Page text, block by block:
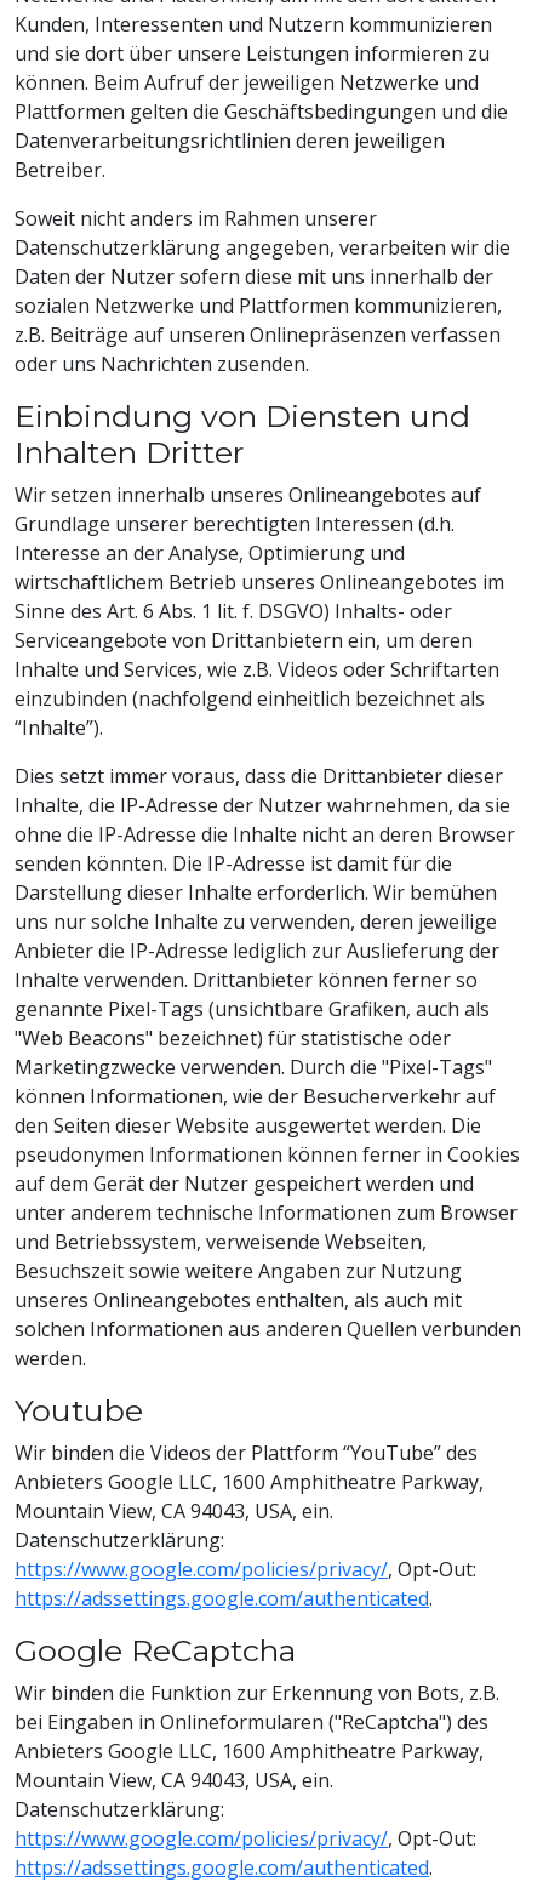
Kunden, Interessenten und Nutzern kommunizieren
und sie dort über unsere Leistungen informieren zu
können. Beim Aufruf der jeweiligen Netzwerke und
Plattformen gelten die Geschäftsbedingungen und die
Datenverarbeitungsrichtlinien deren jeweiligen
Betreiber.
Soweit nicht anders im Rahmen unserer
Datenschutzerklärung angegeben, verarbeiten wir die
Daten der Nutzer sofern diese mit uns innerhalb der
sozialen Netzwerke und Plattformen kommunizieren,
z.B. Beiträge auf unseren Onlinepräsenzen verfassen
oder uns Nachrichten zusenden.
Einbindung von Diensten und
Inhalten Dritter
Wir setzen innerhalb unseres Onlineangebotes auf
Grundlage unserer berechtigten Interessen (d.h.
Interesse an der Analyse, Optimierung und
wirtschaftlichem Betrieb unseres Onlineangebotes im
Sinne des Art. 6 Abs. 1 lit. f. DSGVO) Inhalts- oder
Serviceangebote von Drittanbietern ein, um deren
Inhalte und Services, wie z.B. Videos oder Schriftarten
einzubinden (nachfolgend einheitlich bezeichnet als
“Inhalte”).
Dies setzt immer voraus, dass die Drittanbieter dieser
Inhalte, die IP-Adresse der Nutzer wahrnehmen, da sie
ohne die IP-Adresse die Inhalte nicht an deren Browser
senden könnten. Die IP-Adresse ist damit für die
Darstellung dieser Inhalte erforderlich. Wir bemühen
uns nur solche Inhalte zu verwenden, deren jeweilige
Anbieter die IP-Adresse lediglich zur Auslieferung der
Inhalte verwenden. Drittanbieter können ferner so
genannte Pixel-Tags (unsichtbare Grafiken, auch als
"Web Beacons" bezeichnet) für statistische oder
Marketingzwecke verwenden. Durch die "Pixel-Tags"
können Informationen, wie der Besucherverkehr auf
den Seiten dieser Website ausgewertet werden. Die
pseudonymen Informationen können ferner in Cookies
auf dem Gerät der Nutzer gespeichert werden und
unter anderem technische Informationen zum Browser
und Betriebssystem, verweisende Webseiten,
Besuchszeit sowie weitere Angaben zur Nutzung
unseres Onlineangebotes enthalten, als auch mit
solchen Informationen aus anderen Quellen verbunden
werden.
Youtube
Wir binden die Videos der Plattform “YouTube” des
Anbieters Google LLC, 1600 Amphitheatre Parkway,
Mountain View, CA 94043, USA, ein.
Datenschutzerklärung:
https://www.google.com/policies/privacy/, Opt-Out:
https://adssettings.google.com/authenticated.
Google ReCaptcha
Wir binden die Funktion zur Erkennung von Bots, z.B.
bei Eingaben in Onlineformularen ("ReCaptcha") des
Anbieters Google LLC, 1600 Amphitheatre Parkway,
Mountain View, CA 94043, USA, ein.
Datenschutzerklärung:
https://www.google.com/policies/privacy/, Opt-Out:
https://adssettings.google.com/authenticated.